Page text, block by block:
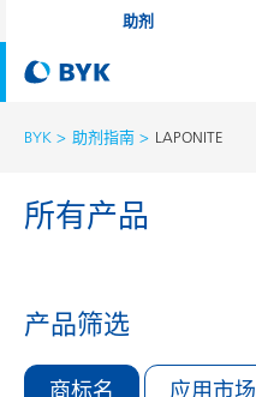
助剂
BYK 助剂指南 LAPONITE
所有产品
产品筛选
应用市场
商标名